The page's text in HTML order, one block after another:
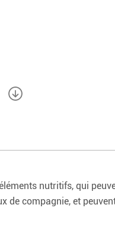
nutritifs, qui
compagnie, et